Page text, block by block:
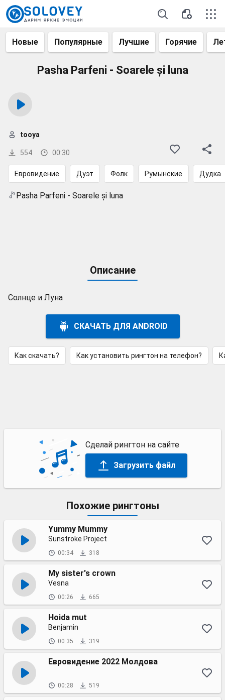
Новые Популярные Лучшие Горячие
Pasha Parfeni - Soarele și luna
554 00:30
tooya
Евровидение Дуэт Фолк Румынские Дудка
Pasha Parfeni - Soarele și luna
Описание
Солнце и Луна
СКАЧАТЬ ДЛЯ ANDROID
Как скачать? Как установить рингтон на телефон?
Сделай рингтон на сайте
Загрузить файл
Похожие рингтоны
Yummy Mummy
Sunstroke Project
00:34 318
My sister's crown
Vesna
00:26 665
Hoida mut
Benjamin
00:35 319
Евровидение 2022 Молдова
00:28 519